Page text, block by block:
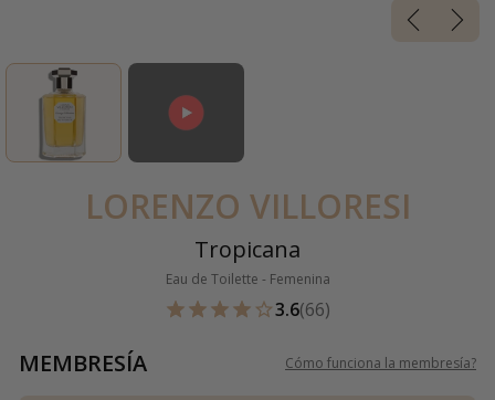
LORENZO VILLORESI
Tropicana
Eau de Toilette - Femenina
3.6(66)
MEMBRESÍA Cómo funciona la membresía?